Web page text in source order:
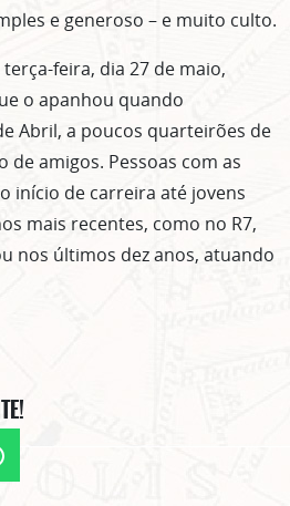
e generoso – e muito culto.
feira, dia 27 de maio,
o apanhou quando
Abril, a poucos quarteirões de
de amigos. Pessoas com as
início de carreira até jovens
mais recentes, como no R7,
nos últimos dez anos, atuando
seu email.